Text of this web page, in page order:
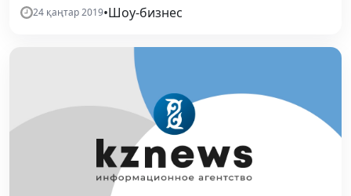
24 қаңтар 2019•Шоу-бизнес